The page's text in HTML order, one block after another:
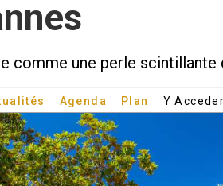
comme une perle scintillante
Agenda Plan Y Acceder